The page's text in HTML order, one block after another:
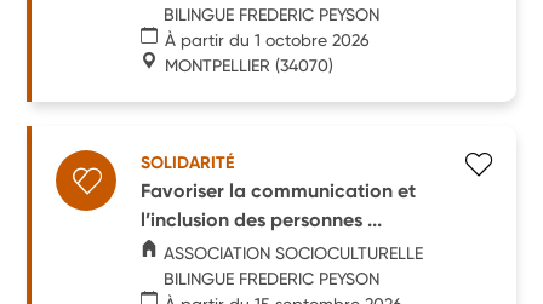
BILINGUE FREDERIC PEYSON
À partir du 1 octobre 2026
MONTPELLIER (34070)
SOLIDARITÉ
Favoriser la communication et
l’inclusion des personnes ...
ASSOCIATION SOCIOCULTURELLE
BILINGUE FREDERIC PEYSON